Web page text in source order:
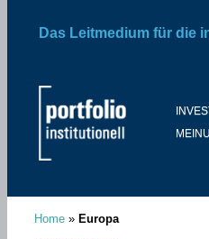
Das Leitmedium für die
Home » Europa